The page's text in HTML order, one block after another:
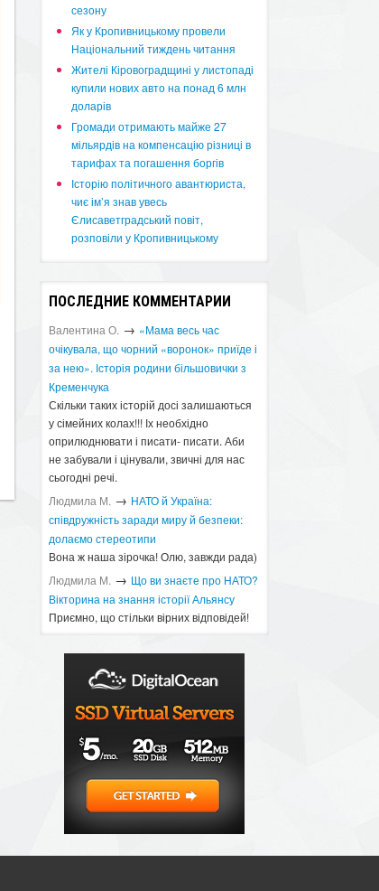
сезону
​Як у Кропивницькому провели
Національний тиждень читання
​Жителі Кіровоградщині у листопаді
купили нових авто на понад 6 млн
доларів
​Громади отримають майже 27
мільярдів на компенсацію різниці в
тарифах та погашення боргів
Історію політичного авантюриста,
чиє ім’я знав увесь
Єлисаветградський повіт,
розповіли у Кропивницькому
ПОСЛЕДНИЕ КОММЕНТАРИИ
Валентина О. → «Мама весь час
очікувала, що чорний «воронок» приїде і
за нею». Історія родини більшовички з
Кременчука
Скільки таких історій досі залишаються
у сімейних колах!!! Іх необхідно
оприлюднювати і писати- писати. Аби
не забували і цінували, звичні для нас
сьогодні речі.
Людмила М. → ​НАТО й Україна:
співдружність заради миру й безпеки:
долаємо стереотипи
Вона ж наша зірочка! Олю, завжди рада)
Людмила М. → Що ви знаєте про НАТО?
Вікторина на знання історії Альянсу ​
Приємно, що стільки вірних відповідей!